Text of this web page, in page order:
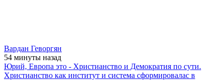
Вардан Геворгян
54 минуты назад
Юрий, Европа это - Христианство и Демократия по сути.
Христианство как институт и система сформировалас в